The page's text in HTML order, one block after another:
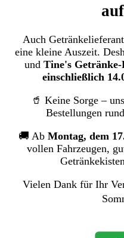
Auch
eine kleine Auszeit.
und Tine's
einschließlich
🥤 Keine Sorge –
Bestellungen
🚚 Ab Montag, dem
vollen Fahrzeugen,
Vielen Dank für Ihr